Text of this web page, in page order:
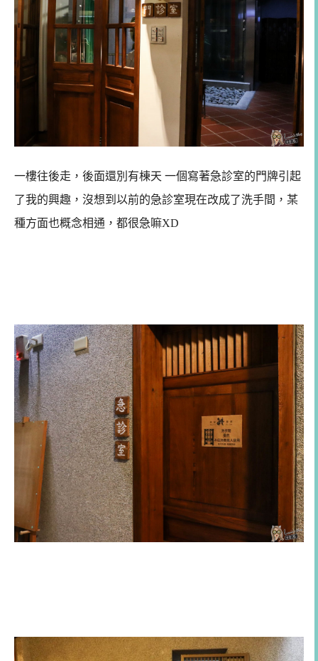
一樓往後走，後面還別有棟天 一個寫著急診室的門牌引起
了我的興趣，沒想到以前的急診室現在改成了洗手間，某
種方面也概念相通，都很急嘛XD